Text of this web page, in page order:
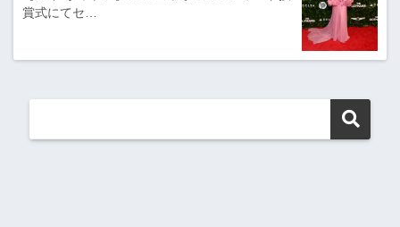
賞式にてセ…